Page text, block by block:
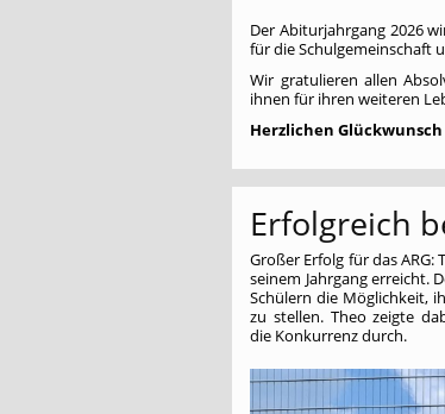
Der Abiturjahrgang 2026
für die Schulgemeinschaft
Wir gratulieren allen
ihnen für ihren weiteren
Herzlichen
Erfolgreich
Großer Erfolg für das ARG:
seinem Jahrgang erreicht.
Schülern die Möglichkeit,
zu stellen. Theo zeigte
die Konkurrenz durch.